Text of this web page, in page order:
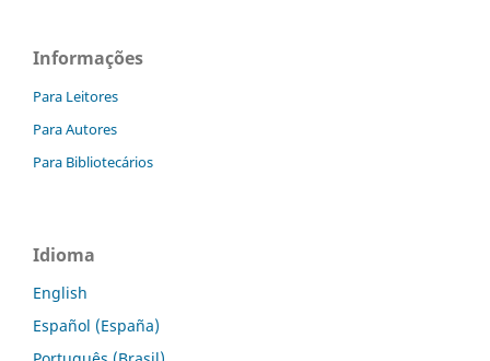
Informações
Para Leitores
Para Autores
Para Bibliotecários
Idioma
English
Español (España)